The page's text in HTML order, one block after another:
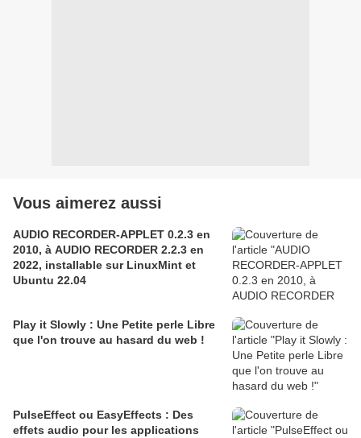
Vous aimerez aussi
AUDIO RECORDER-APPLET 0.2.3 en
2010, à AUDIO RECORDER 2.2.3 en
2022, installable sur LinuxMint et
Ubuntu 22.04
Play it Slowly : Une Petite perle Libre
que l'on trouve au hasard du web !
PulseEffect ou EasyEffects : Des
effets audio pour les applications